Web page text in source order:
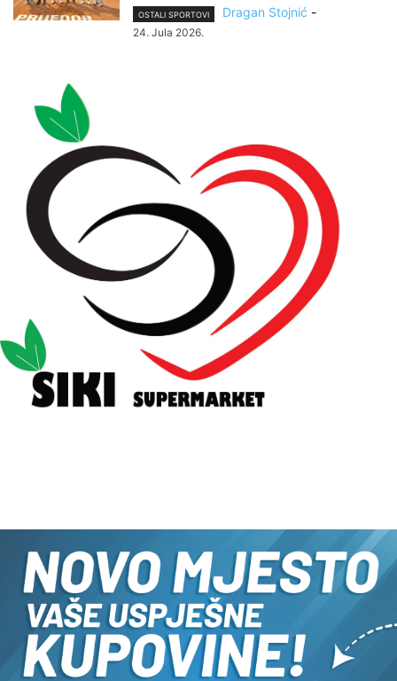
OSTALI SPORTOVI Dragan Stojnić -
24. Jula 2026.